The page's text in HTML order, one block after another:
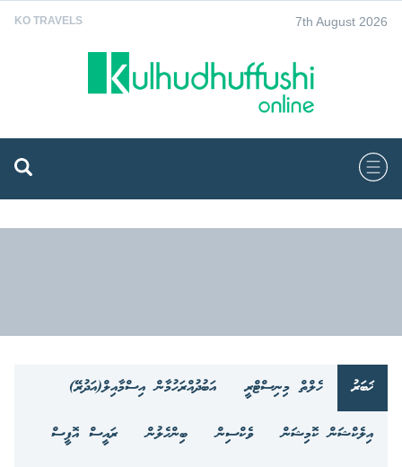
KO TRAVELS 7th August 2026
ޚަބަރު ހެލްތް މިނިސްޓްރީ
އަބުދުއްރަހުމާން އިސްމާއިލް(އަދުރޭ)
އިލެކްޝަން ކޮމިޝަން
ވެކްސިން ބިންހެލުން
ރައީސް އޮފީސް